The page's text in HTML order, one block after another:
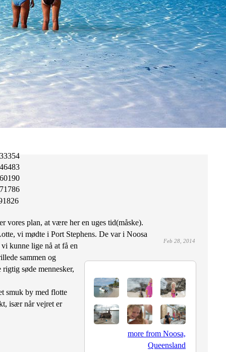
Feb 28, 2014
more from Noosa,
Queensland
vores plan, at være her en uges tid(måske).
vi mødte i Port Stephens. De var i Noosa
kunne lige nå at få en
sammen og
søde mennesker,
smuk by med flotte
især når vejret er